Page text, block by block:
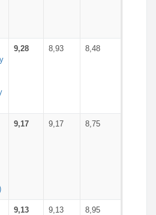
9,28 8,93 8,48
9,17 9,17 8,75
9,13 9,13 8,95